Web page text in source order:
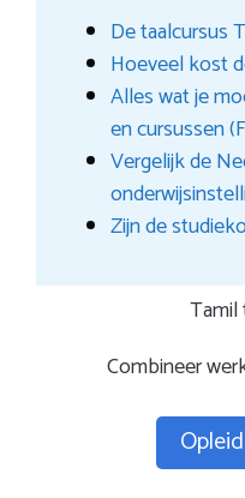
De taalcursus
Hoeveel kost
Alles wat je
en cursussen
Vergelijk de
Zijn de
Combineer